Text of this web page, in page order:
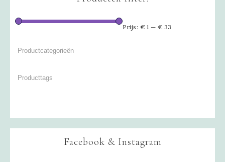
Prijs: € 1 — € 33
Facebook & Instagram